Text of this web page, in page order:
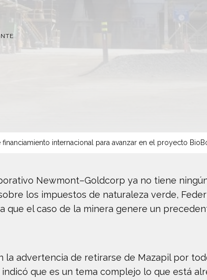
financiamiento internacional para avanzar en el proyecto
Newmont–Goldcorp ya no tiene
los impuestos de naturaleza verde,
que el caso de la minera genere un
la advertencia de retirarse de Mazapil por
que es un tema complejo lo que está